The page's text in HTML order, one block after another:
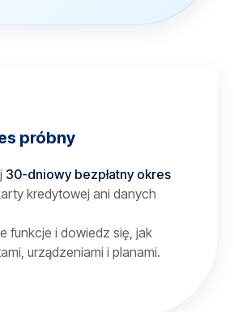
próbny
30-dniowy bezpłatny okres
kredytowej ani danych
funkcje i dowiedz się, jak
urządzeniami i planami.